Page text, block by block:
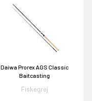
Daiwa Prorex AGS Classic
Baitcasting
Fiskegrej